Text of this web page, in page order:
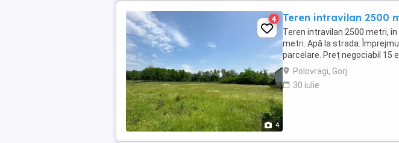
4
4 Teren intravilan 2500
Teren intravilan 2500 metri,
metri. Apă la strada.
parcelare. Preț negociabil 15
Polovragi, Gorj
30 iulie